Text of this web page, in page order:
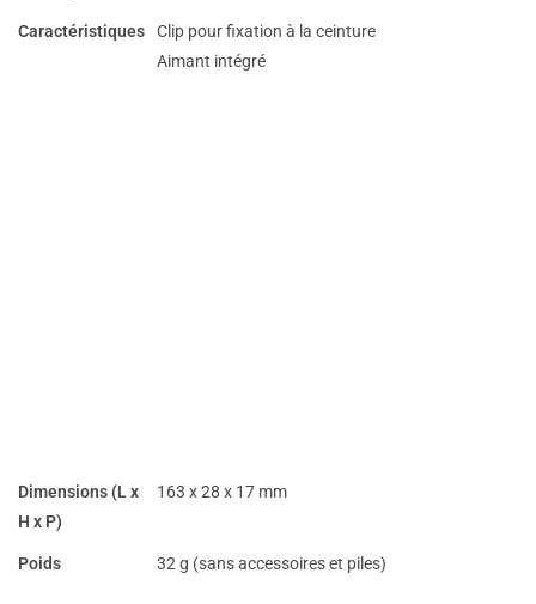
Caractéristiques
Clip pour fixation à la ceinture
Aimant intégré
Dimensions (L x
H x P)
163 x 28 x 17 mm
Poids 32 g (sans accessoires et piles)